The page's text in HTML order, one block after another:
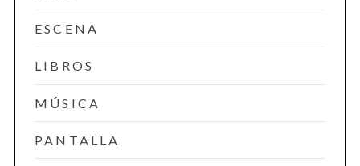
ESCENA
LIBROS
MÚSICA
PANTALLA